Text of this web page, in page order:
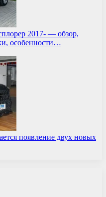
2017- — обзор,
особенности…
появление двух новых